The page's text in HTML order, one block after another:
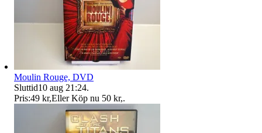
Moulin Rouge, DVD
Sluttid10 aug 21:24.
Pris:49 kr,Eller Köp nu 50 kr,.